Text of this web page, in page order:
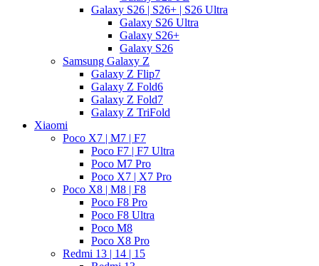
Galaxy S26 | S26+ | S26 Ultra
Galaxy S26 Ultra
Galaxy S26+
Galaxy S26
Samsung Galaxy Z
Galaxy Z Flip7
Galaxy Z Fold6
Galaxy Z Fold7
Galaxy Z TriFold
Xiaomi
Poco X7 | M7 | F7
Poco F7 | F7 Ultra
Poco M7 Pro
Poco X7 | X7 Pro
Poco X8 | M8 | F8
Poco F8 Pro
Poco F8 Ultra
Poco M8
Poco X8 Pro
Redmi 13 | 14 | 15